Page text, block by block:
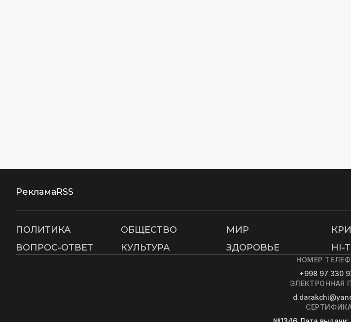
РекламаRSS
ПОЛИТИКА ОБЩЕСТВО МИР
ВОПРОС-ОТВЕТ
КУЛЬТУРА ЗДОРОВЬЕ HI-
НОМЕР
+998 97 330
ЭЛЕКТРОННАЯ